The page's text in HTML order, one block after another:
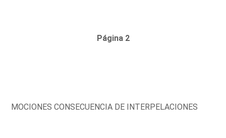
Página 2
MOCIONES CONSECUENCIA DE INTERPELACIONES